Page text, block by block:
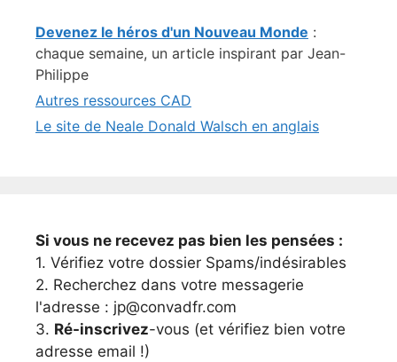
Devenez le héros d'un Nouveau Monde :
chaque semaine, un article inspirant par Jean-
Philippe
Autres ressources CAD
Le site de Neale Donald Walsch en anglais
Si vous ne recevez pas bien les pensées :
1. Vérifiez votre dossier Spams/indésirables
2. Recherchez dans votre messagerie
l'adresse : jp@convadfr.com
3. Ré-inscrivez-vous (et vérifiez bien votre
adresse email !)